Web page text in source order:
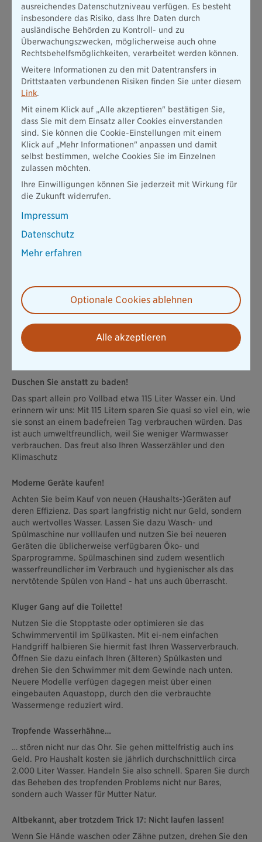
Gerne darf bei Kleidung auch zu Leinen gegriffen werden.
Das wirkt im Sommer nicht nur fesch, modern und luftig. Es
hilft auch, enorme Mengen an Wasser einzusparen. Meistens
an Orten, die nicht gerade für ihren Wasserreichtum bekannt
sind.
Gut zu wissen:
Für die Produktion von 1 Kilogramm Baumwolle werde
etwa 11.000 Liter Wasser benötigt. Neben Reis,
Zuckerrohr und Weizen gehört Baumwolle damit zu den
Pflanzen mit den höchsten Wasserbedarf. Beim Kleidung-
Shoppen gilt also: weniger ist mehr.
Wie kann ich meinen täglichen Wasserverbrauch im
parat. So können Sie Ihren täglichen direkten
Wasserverbrauch schnell und unkompliziert reduzieren. Die
gute Nachricht: Aufwendig ist das für Sie nicht. Denn keine
Umgang mit der Ressource Wasser bedeutet keinesfalls einen
Mehraufwand, sondern lohnt sich für Sie persönlich – und das
Duschen Sie anstatt zu baden!
Das spart allein pro Vollbad etwa 115 Liter Wasser ein. Und
erinnern wir uns: Mit 115 Litern sparen Sie quasi so viel ein, wie
sie sonst an einem badefreien Tag verbrauchen würden. Das
ist auch umweltfreundlich, weil Sie weniger Warmwasser
verbrauchen. Das freut also Ihren Wasserzähler und den
Klimaschutz
Moderne Geräte kaufen!
Achten Sie beim Kauf von neuen (Haushalts-)Geräten auf
deren Effizienz. Das spart langfristig nicht nur Geld, sondern
auch wertvolles Wasser. Lassen Sie dazu Wasch- und
Spülmaschine nur volllaufen und nutzen Sie bei neueren
Geräten die üblicherweise verfügbaren Öko- und
Sparprogramme. Spülmaschinen sind zudem wesentlich
wasserfreundlicher im Verbrauch und hygienischer als das
nervtötende Spülen von Hand - hat uns auch überrascht.
Kluger Gang auf die Toilette!
Nutzen Sie die Stopptaste oder optimieren sie das
Schwimmerventil im Spülkasten. Mit ei-nem einfachen
Handgriff halbieren Sie hiermit fast Ihren Wasserverbrauch.
Öffnen Sie dazu einfach Ihren (älteren) Spülkasten und
drehen Sie den Schwimmer mit dem Gewinde nach unten.
Neuere Modelle verfügen dagegen meist über einen
eingebauten Aquastopp, durch den die verbrauchte
Wassermenge reduziert wird.
Tropfende Wasserhähne…
… stören nicht nur das Ohr. Sie gehen mittelfristig auch ins
Geld. Pro Haushalt kosten sie jährlich durchschnittlich circa
2.000 Liter Wasser. Handeln Sie also schnell. Sparen Sie durch
das Beheben des tropfenden Problems nicht nur Bares,
sondern auch Wasser für Mutter Natur.
Altbekannt, aber trotzdem Trick 17: Nicht laufen lassen!
Wenn Sie Hände waschen oder Zähne putzen, drehen Sie den
ausreichendes Datenschutzniveau verfügen. Es besteht
insbesondere das Risiko, dass Ihre Daten durch
ausländische Behörden zu Kontroll- und zu
Überwachungszwecken, möglicherweise auch ohne
Rechtsbehelfsmöglichkeiten, verarbeitet werden können.
Weitere Informationen zu den mit Datentransfers in
Drittstaaten verbundenen Risiken finden Sie unter diesem
Link.
Mit einem Klick auf „Alle akzeptieren" bestätigen Sie,
dass Sie mit dem Einsatz aller Cookies einverstanden
sind. Sie können die Cookie-Einstellungen mit einem
Klick auf „Mehr Informationen" anpassen und damit
selbst bestimmen, welche Cookies Sie im Einzelnen
zulassen möchten.
Ihre Einwilligungen können Sie jederzeit mit Wirkung für
die Zukunft widerrufen.
Impressum
Datenschutz
Mehr erfahren
Optionale Cookies ablehnen
Alle akzeptieren